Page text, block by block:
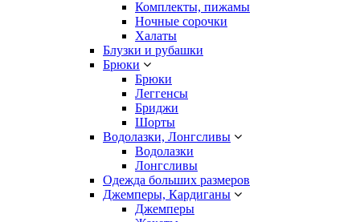
Комплекты, пижамы
Ночные сорочки
Халаты
Блузки и рубашки
Брюки
Брюки
Леггенсы
Бриджи
Шорты
Водолазки, Лонгсливы
Водолазки
Лонгсливы
Одежда больших размеров
Джемперы, Кардиганы
Джемперы